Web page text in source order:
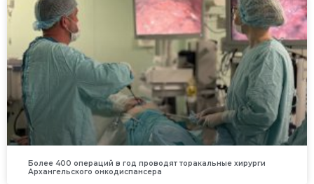
Более 400 операций в год проводят торакальные хирурги
Архангельского онкодиспансера